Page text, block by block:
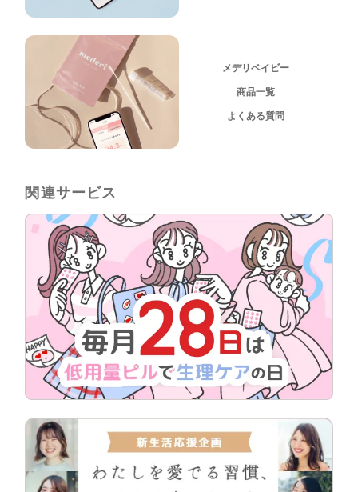
メデリベイビー
商品一覧
よくある質問
関連サービス